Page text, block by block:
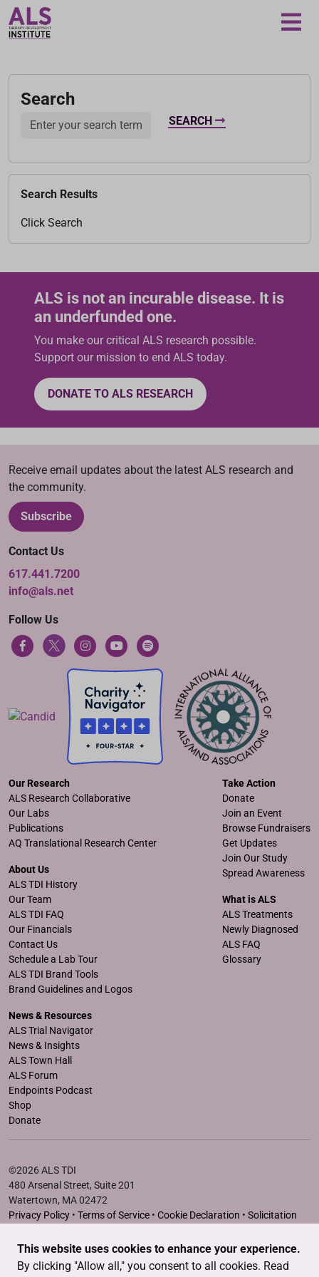
This website uses cookies to enhance your experience.
By clicking "Allow all," you consent to all cookies. Read
Search
r
c
P
a
SEARCH
Search Results
Click Search
ALS is not an incurable disease. It is
an underfunded one.
You make our critical ALS research possible.
Support our mission to end ALS today.
DONATE TO ALS RESEARCH
Receive email updates about the latest ALS research and
the community.
Subscribe
Contact Us
617.441.7200
info@als.net
Follow Us
Our Research
ALS Research Collaborative
Our Labs
Publications
AQ Translational Research Center
About Us
ALS TDI History
Our Team
ALS TDI FAQ
Our Financials
Contact Us
Schedule a Lab Tour
ALS TDI Brand Tools
Brand Guidelines and Logos
Take Action
Donate
Join an Event
Browse Fundraisers
Get Updates
Join Our Study
Spread Awareness
What is ALS
ALS Treatments
Newly Diagnosed
ALS FAQ
Glossary
News & Resources
ALS Trial Navigator
News & Insights
ALS Town Hall
ALS Forum
Endpoints Podcast
Shop
Donate
©2026 ALS TDI
480 Arsenal Street, Suite 201
Watertown, MA 02472
Privacy Policy • Terms of Service • Cookie Declaration • Solicitation
The ALS Therapy Development Institute is a registered 501(c)3
nonprofit. EIN # 04-3462719